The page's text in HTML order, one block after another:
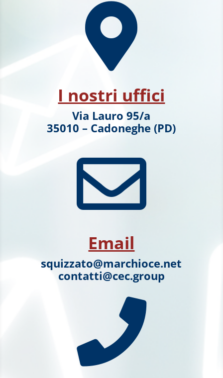

I nostri uffici
Via Lauro 95/a
35010 – Cadoneghe (PD)

Email
squizzato@marchioce.net
contatti@cec.group
